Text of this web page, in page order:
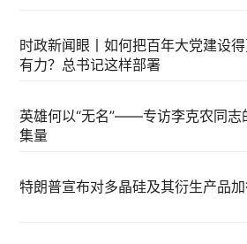
时政新闻眼丨如何把百年大党建设
有力？总书记这样部署
英雄何以“无名”——专访李克农同志
集量
特朗普宣布对多晶硅及其衍生产品